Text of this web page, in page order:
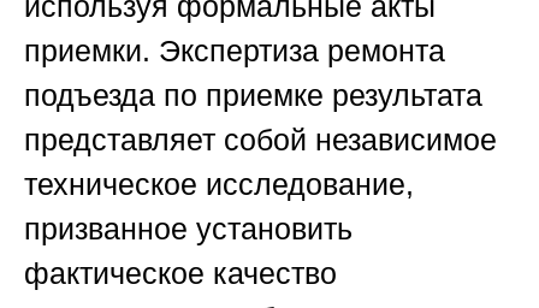
приемки. Экспертиза ремонта
подъезда по приемке результата
представляет собой независимое
техническое исследование,
призванное установить
фактическое качество